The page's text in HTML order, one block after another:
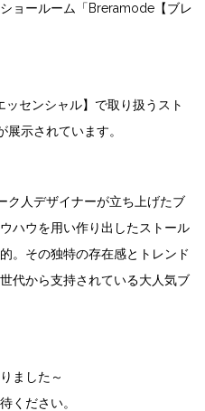
ョールーム「Breramode【ブレ
センシャル】で取り扱うスト
展示されています。
ク人デザイナーが立ち上げたブ
ハウを用い作り出したストール
。その独特の存在感とトレンド
代から支持されている大人気ブ
ました～
ください。